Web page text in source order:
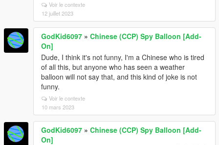
Voir le contexte
12 juillet 2023
GodKid6097 » Chinese (CCP) Spy Balloon [Add-
On]
Dude, I think it's not funny, I'm a Chinese who is tired
of all this, but anyone who has seen a weather
balloon will not say that, and this kind of joke is not
funny.
Voir le contexte
10 mars 2023
GodKid6097 » Chinese (CCP) Spy Balloon [Add-
On]